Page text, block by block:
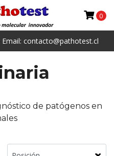
contacto@pathotest.cl
0
de patógenos en